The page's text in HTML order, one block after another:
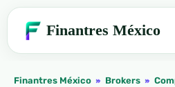
Finantres México
Finantres México » Brokers »